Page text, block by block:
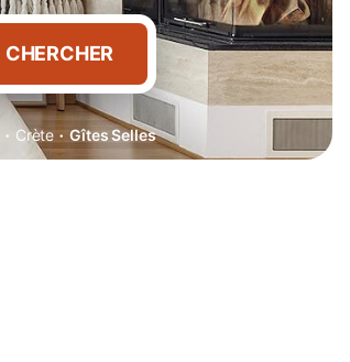
CHERCHER
· Crète · Gîtes Selles